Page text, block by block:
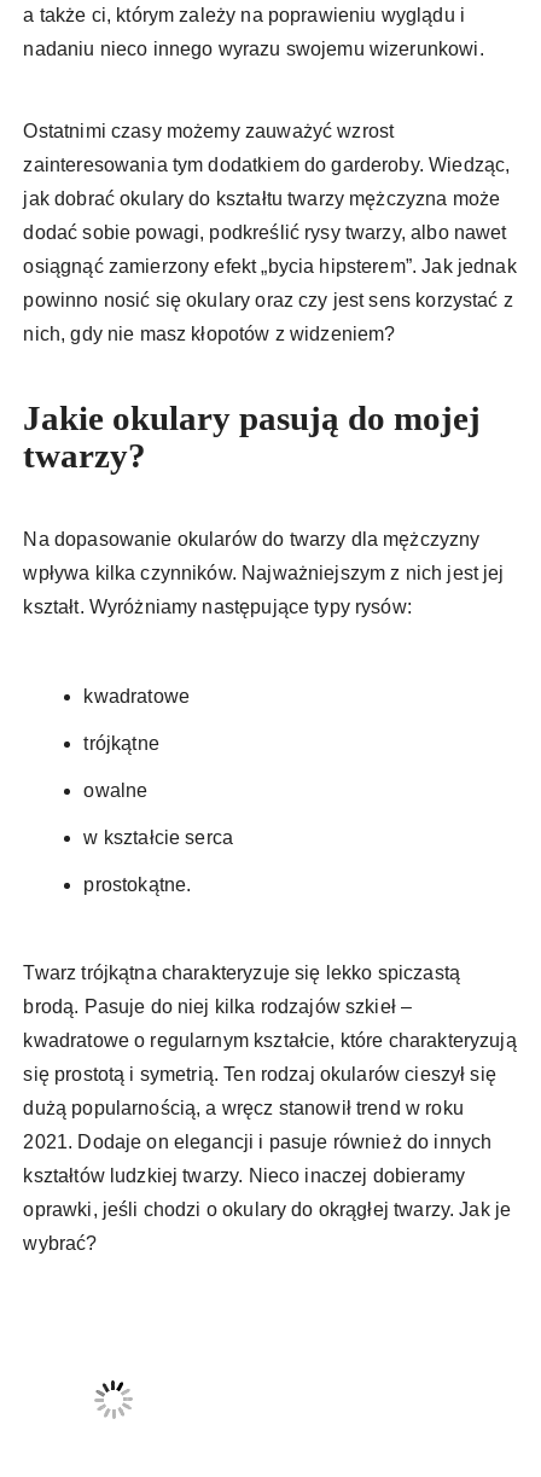
a także ci, którym zależy na poprawieniu wyglądu i
nadaniu nieco innego wyrazu swojemu wizerunkowi.
Ostatnimi czasy możemy zauważyć wzrost
zainteresowania tym dodatkiem do garderoby. Wiedząc,
jak dobrać okulary do kształtu twarzy mężczyzna może
dodać sobie powagi, podkreślić rysy twarzy, albo nawet
osiągnąć zamierzony efekt „bycia hipsterem”. Jak jednak
powinno nosić się okulary oraz czy jest sens korzystać z
nich, gdy nie masz kłopotów z widzeniem?
Jakie okulary pasują do mojej
twarzy?
Na dopasowanie okularów do twarzy dla mężczyzny
wpływa kilka czynników. Najważniejszym z nich jest jej
kształt. Wyróżniamy następujące typy rysów:
kwadratowe
trójkątne
owalne
w kształcie serca
prostokątne.
Twarz trójkątna charakteryzuje się lekko spiczastą
brodą. Pasuje do niej kilka rodzajów szkieł –
kwadratowe o regularnym kształcie, które charakteryzują
się prostotą i symetrią. Ten rodzaj okularów cieszył się
dużą popularnością, a wręcz stanowił trend w roku
2021. Dodaje on elegancji i pasuje również do innych
kształtów ludzkiej twarzy. Nieco inaczej dobieramy
oprawki, jeśli chodzi o okulary do okrągłej twarzy. Jak je
wybrać?